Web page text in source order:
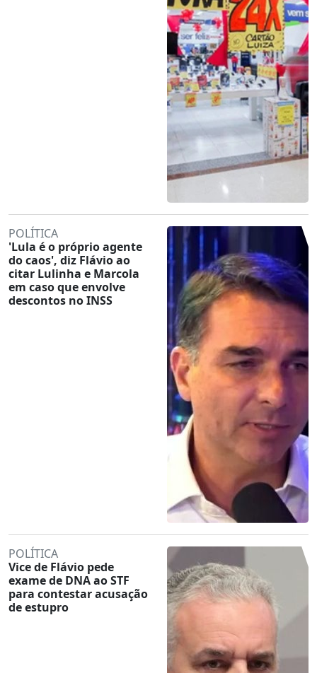
POLÍTICA
'Lula é o próprio agente
do caos', diz Flávio ao
citar Lulinha e Marcola
em caso que envolve
descontos no INSS
POLÍTICA
Vice de Flávio pede
exame de DNA ao STF
para contestar acusação
de estupro